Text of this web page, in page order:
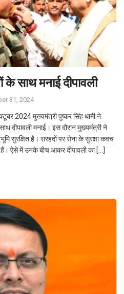
के साथ मनाई दीपावली
31, 2024
2024 मुख्यमंत्री पुष्कर सिंह धामी ने
दीपावली मनाई। इस दौरान मुख्यमंत्री ने
सुरक्षित है। सरहदों पर सेना के सुरक्षा कवच
हैं। ऐसे में उनके बीच आकर दीपावली का […]